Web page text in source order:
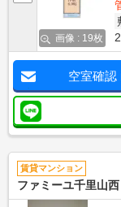
画像 : 19枚
空室確認
賃貸マンション
ファミーユ千里山西